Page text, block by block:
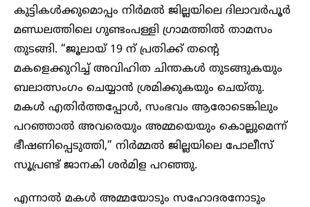
കുട്ടികൾക്കുമൊപ്പം നിർമൽ ജില്ലയിലെ ദിലാവർപൂർ
മണ്ഡലത്തിലെ ഗുണ്ടംപള്ളി ഗ്രാമത്തിൽ താമസം
തുടങ്ങി. “ജൂലായ് 19 ന് പ്രതിക്ക് തൻ്റെ
മകളെക്കുറിച്ച് അവിഹിത ചിന്തകൾ തുടങ്ങുകയും
ബലാത്സംഗം ചെയ്യാൻ ശ്രമിക്കുകയും ചെയ്തു.
മകൾ എതിർത്തപ്പോൾ, സംഭവം ആരോടെങ്കിലും
പറഞ്ഞാൽ അവരെയും അമ്മയെയും കൊല്ലുമെന്ന്
ഭീഷണിപ്പെടുത്തി,” നിർമ്മൽ ജില്ലയിലെ പോലീസ്
സൂപ്രണ്ട് ജാനകി ശർമിള പറഞ്ഞു.
എന്നാൽ മകൾ അമ്മയോടും സഹോദരനോടും